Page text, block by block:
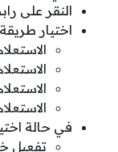
النقر على
اختيار
في حالة
تفعيل